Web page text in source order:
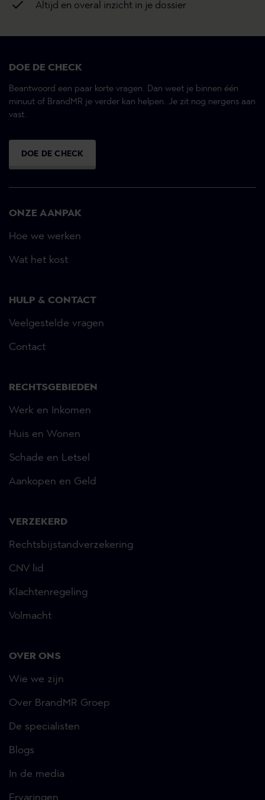
Altijd en overal inzicht in je dossier
ONZE AANPAK
Hoe we werken
Wat het kost
HULP & CONTACT
Veelgestelde vragen
Contact
RECHTSGEBIEDEN
Werk en Inkomen
Huis en Wonen
Schade en Letsel
Aankopen en Geld
VERZEKERD
Rechtsbijstandverzekering
CNV lid
Klachtenregeling
Volmacht
OVER ONS
Wie we zijn
Over BrandMR Groep
De specialisten
Blogs
In de media
Ervaringen
DOE DE CHECK
Beantwoord een paar korte vragen. Dan weet je binnen één
minuut of BrandMR je verder kan helpen. Je zit nog nergens aan
vast.
DOE DE CHECK